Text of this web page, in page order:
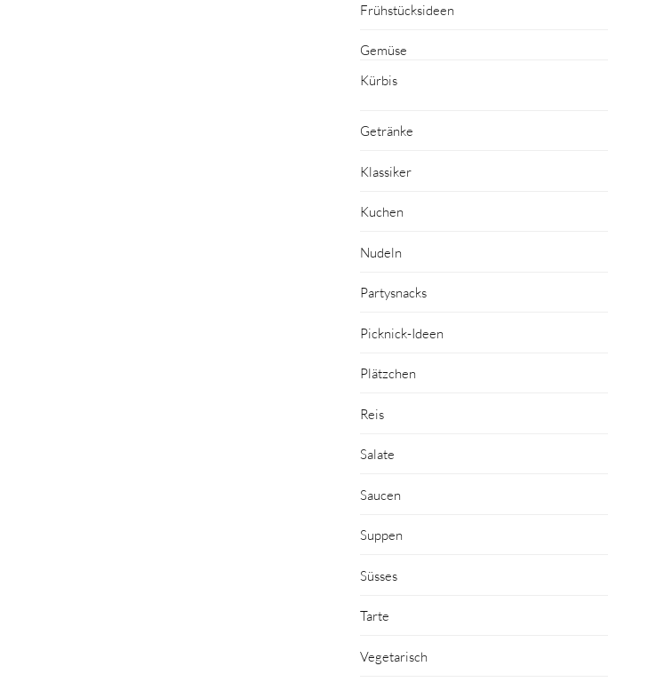
Frühstücksideen
Gemüse
Kürbis
Getränke
Klassiker
Kuchen
Nudeln
Partysnacks
Picknick-Ideen
Plätzchen
Reis
Salate
Saucen
Suppen
Süsses
Tarte
Vegetarisch